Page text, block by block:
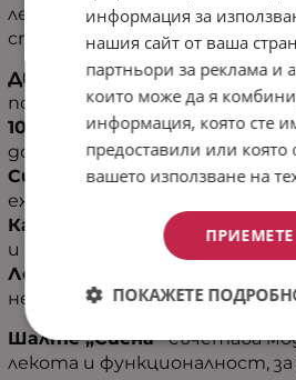
лесно да променяте
според настроението и
Двулицев дизайн-Две визии
повече разнообразие и стил.
100% микрофибър- Мека,
допир материя.
Силиконов пълнеж- Лек,
ежедневна употреба.
Капитонирано с ултрасоник
и красивия вид на шалтето
Лесна поддръжка
- Пере се
не изисква специални грижи.
Шалте „Сиена“съчетава
лекота и функционалност,
информация за
нашия сайт от ваша
партньори за реклама и
които може да я
информация, която сте
предоставили или която
вашето използване на
ПОКАЖЕТЕ